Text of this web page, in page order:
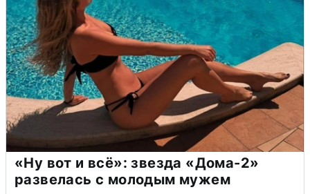
«Ну вот и всё»: звезда «Дома-2»
развелась с молодым мужем